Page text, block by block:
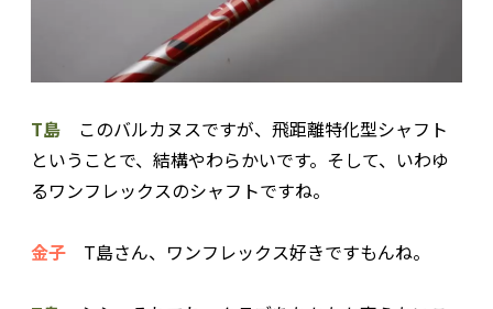
T島 このバルカヌスですが、飛距離特化型シャフト
ということで、結構やわらかいです。そして、いわゆ
るワンフレックスのシャフトですね。
金子 T島さん、ワンフレックス好きですもんね。